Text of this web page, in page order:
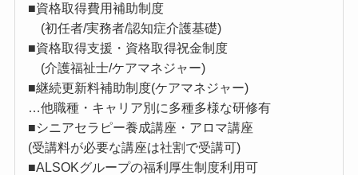
■資格取得費用補助制度
(初任者/実務者/認知症介護基礎)
■資格取得支援・資格取得祝金制度
(介護福祉士/ケアマネジャー)
■継続更新料補助制度(ケアマネジャー)
…他職種・キャリア別に多種多様な研修有
■シニアセラピー養成講座・アロマ講座
(受講料が必要な講座は社割で受講可)
■ALSOKグループの福利厚生制度利用可